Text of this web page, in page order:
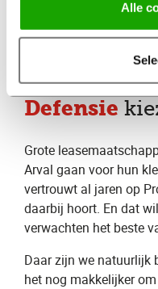
Alle
niet over te
Defensie
Grote
Arval gaan voor hun
vertrouwt al jaren op
daarbij hoort. En dat
verwachten het beste
Daar zijn we natuurlijk
het nog makkelijker